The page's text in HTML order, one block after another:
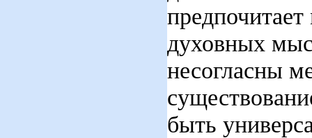
духовных
несогласны
быть